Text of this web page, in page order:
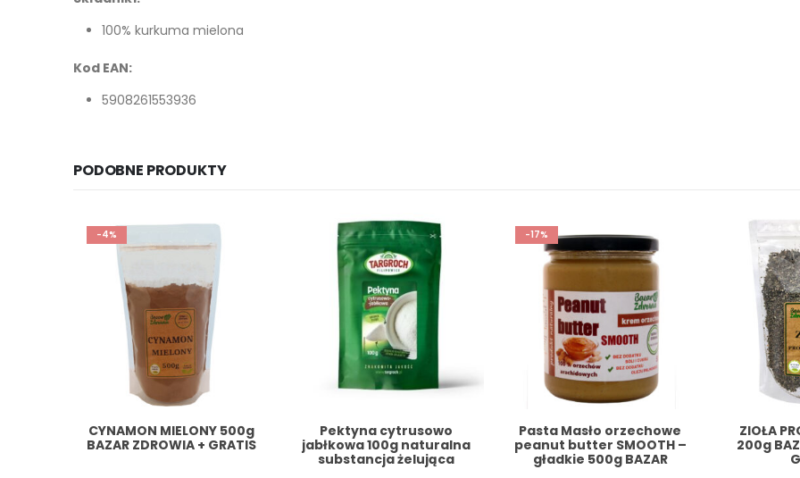
100% kurkuma mielona
Kod EAN:
5908261553936
PODOBNE PRODUKTY
Pektyna cytrusowo
jabłkowa 100g naturalna
Pasta Masło orzechowe
peanut butter SMOOTH –
gładkie 500g BAZAR
ZIOŁA PROWANSALSKIE
200g BAZAR ZDROWIA +
GRATIS